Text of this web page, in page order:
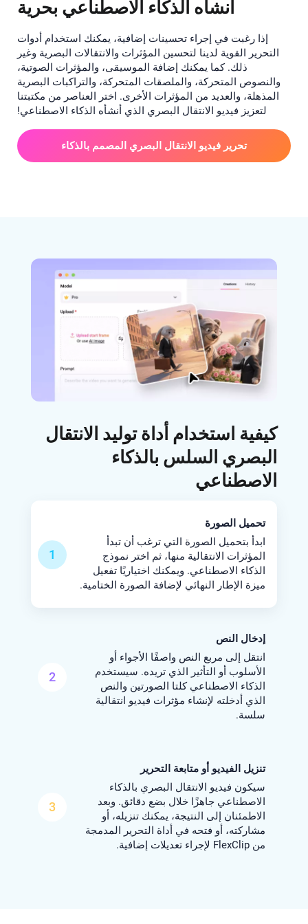
أنشأه الذكاء الاصطناعي بحرية
إذا رغبت في إجراء تحسينات إضافية، يمكنك استخدام أدوات
التحرير القوية لدينا لتحسين المؤثرات والانتقالات البصرية وغير
ذلك. كما يمكنك إضافة الموسيقى، والمؤثرات الصوتية،
والنصوص المتحركة، والملصقات المتحركة، والتراكبات البصرية
المذهلة، والعديد من المؤثرات الأخرى. اختر العناصر من مكتبتنا
لتعزيز فيديو الانتقال البصري الذي أنشأه الذكاء الاصطناعي!
تحرير فيديو الانتقال البصري المصمم بالذكاء
كيفية استخدام أداة توليد الانتقال
البصري السلس بالذكاء
الاصطناعي
1
تحميل الصورة
ابدأ بتحميل الصورة التي ترغب أن تبدأ
المؤثرات الانتقالية منها، ثم اختر نموذج
الذكاء الاصطناعي. ويمكنك اختياريًا تفعيل
ميزة الإطار النهائي لإضافة الصورة الختامية.
2
إدخال النص
انتقل إلى مربع النص واصفًا الأجواء أو
الأسلوب أو التأثير الذي تريده. سيستخدم
الذكاء الاصطناعي كلتا الصورتين والنص
الذي أدخلته لإنشاء مؤثرات فيديو انتقالية
سلسة.
3
تنزيل الفيديو أو متابعة التحرير
سيكون فيديو الانتقال البصري بالذكاء
الاصطناعي جاهزًا خلال بضع دقائق. وبعد
الاطمئنان إلى النتيجة، يمكنك تنزيله، أو
مشاركته، أو فتحه في أداة التحرير المدمجة
من FlexClip لإجراء تعديلات إضافية.